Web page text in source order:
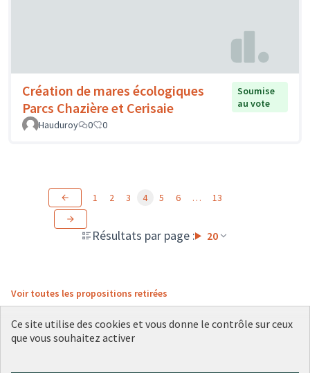
Création de mares écologiques
Parcs Chazière et Cerisaie
Soumise
au vote
Hauduroy
0 0
Résultats par page : 20
1 2 3 4 5 6 … 13
Voir toutes les propositions retirées
Ce site utilise des cookies et vous donne le contrôle sur ceux
que vous souhaitez activer